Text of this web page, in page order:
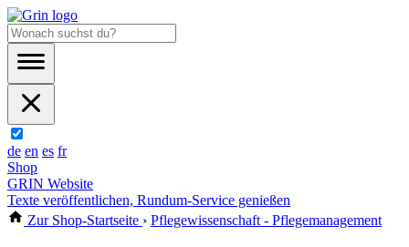
de en es fr
Shop
GRIN Website
Texte veröffentlichen, Rundum-Service genießen
Zur Shop-Startseite › Pflegewissenschaft - Pflegemanagement